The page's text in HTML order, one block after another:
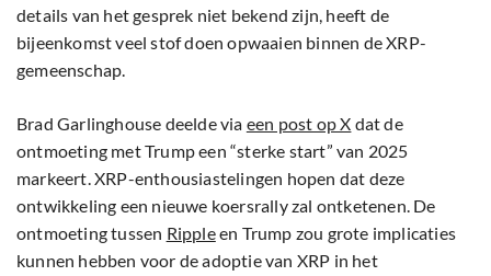
details van het gesprek niet bekend zijn, heeft de
bijeenkomst veel stof doen opwaaien binnen de XRP-
gemeenschap.
Brad Garlinghouse deelde via een post op X dat de
ontmoeting met Trump een “sterke start” van 2025
markeert. XRP-enthousiastelingen hopen dat deze
ontwikkeling een nieuwe koersrally zal ontketenen. De
ontmoeting tussen Rippleen Trump zou grote implicaties
kunnen hebben voor de adoptie van XRP in het